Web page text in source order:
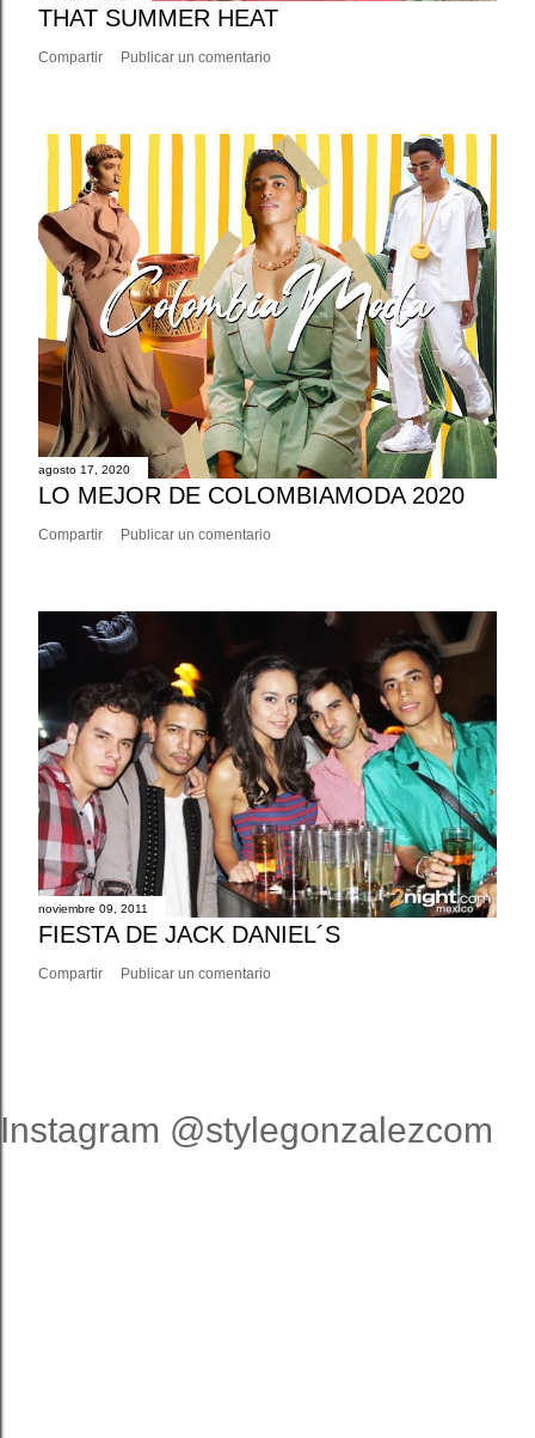
THAT SUMMER HEAT
Compartir Publicar un comentario
agosto 17, 2020
LO MEJOR DE COLOMBIAMODA 2020
Compartir Publicar un comentario
noviembre 09, 2011
FIESTA DE JACK DANIEL´S
Compartir Publicar un comentario
Instagram @stylegonzalezcom